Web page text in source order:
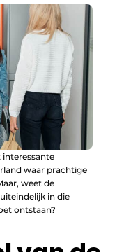
interessante
waar prachtige
weet de
in die
ontstaan?